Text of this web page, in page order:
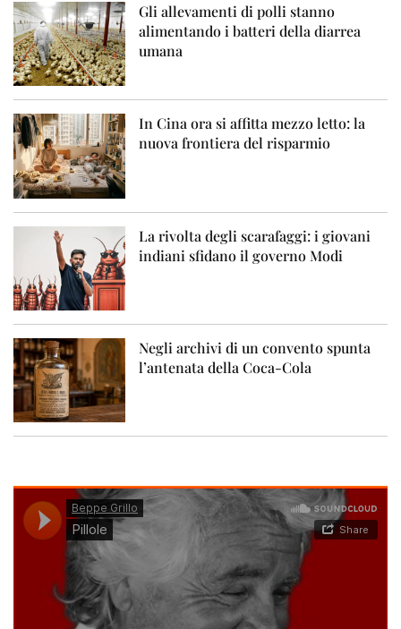
Gli allevamenti di polli stanno
alimentando i batteri della diarrea
umana
In Cina ora si affitta mezzo letto: la
nuova frontiera del risparmio
La rivolta degli scarafaggi: i giovani
indiani sfidano il governo Modi
Negli archivi di un convento spunta
l’antenata della Coca-Cola